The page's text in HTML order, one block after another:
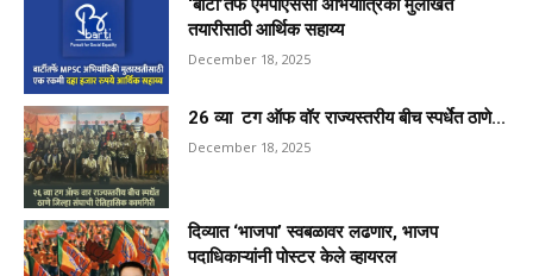
‘बार्टी’तर्फे एमपीएससी अभियांत्रिकी मुलाखत
तयारीसाठी आर्थिक सहाय्य
December 18, 2025
26 व्या टग ऑफ वॉर राज्यस्तरीय बीच स्पर्धेत ठाणे...
December 18, 2025
दिव्यात ‘भाजपा’ स्वबळावर लढणार, भाजप
पदाधिकाऱ्यांनी पोस्टर केले व्हायरल